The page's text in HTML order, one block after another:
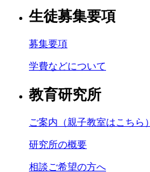
生徒募集要項
募集要項
学費などについて
教育研究所
ご案内（親子教室はこちら）
研究所の概要
相談ご希望の方へ